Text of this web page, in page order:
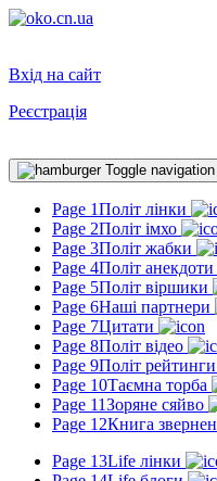
Вхід на сайт
Реєстрація
Toggle navigation
Page 1Політ лінки
Page 2Політ імхо
Page 3Політ жабки
Page 4Політ анекдоти
Page 5Політ віршики
Page 6Наші партнери
Page 7Цитати
Page 8Політ відео
Page 9Політ рейтинги
Page 10Таємна торба
Page 11Зоряне сяйво
Page 12Книга
Page 13Life лінки